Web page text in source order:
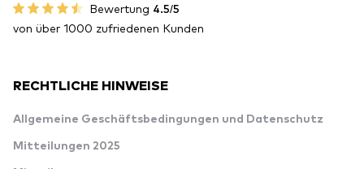
Bewertung 4.5/5
von über 1000 zufriedenen Kunden
RECHTLICHE HINWEISE
Allgemeine Geschäftsbedingungen und Datenschutz
Mitteilungen 2025